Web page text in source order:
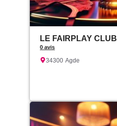
LE FAIRPLAY CLUB
0 avis
34300 Agde